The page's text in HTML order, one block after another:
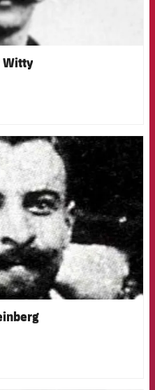
Witty
Barcelona badge